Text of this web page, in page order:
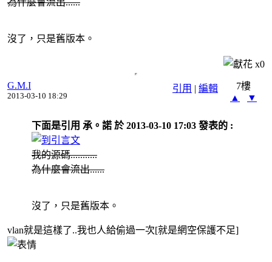
沒了，只是舊版本。
x0
引用 | 編輯
G.M.I
2013-03-10 18:29
7樓
▲
▼
下面是引用 承。諾 於 2013-03-10 17:03 發表的 :
我的源碼...........
為什麼會流出......
沒了，只是舊版本。
vlan就是這樣了..我也人給偷過一次[就是網空保護不足]